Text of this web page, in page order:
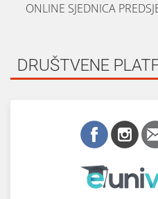
ONLINE SJEDNICA
DRUŠTVENE